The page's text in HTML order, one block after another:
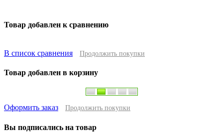
Товар добавлен к сравнению
В список сравнения Продолжить покупки
Товар добавлен в корзину
Оформить заказ Продолжить покупки
Вы подписались на товар